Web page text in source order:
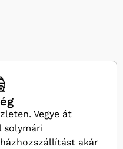
Vegye át
solymári
akár